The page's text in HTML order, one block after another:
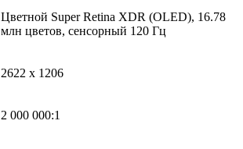
Цветной Super Retina XDR (OLED), 16.78
млн цветов, сенсорный 120 Гц
2622 x 1206
2 000 000:1